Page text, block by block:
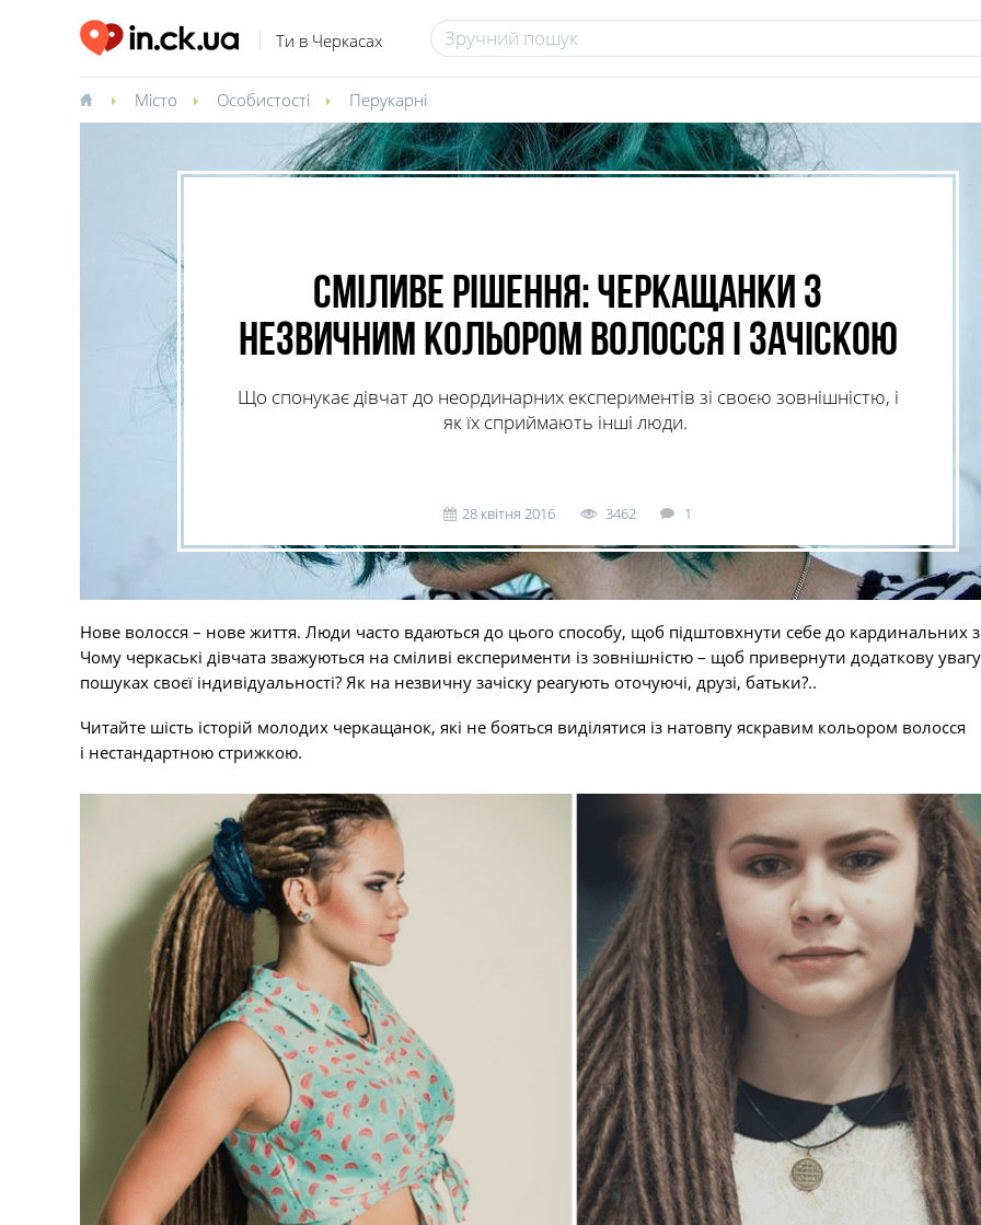
Ти в Черкасах
Місто Особистості Перукарні
Сміливе рішення: черкащанки з
незвичним кольором волосся і зачіскою
Що спонукає дівчат до неординарних експериментів зі своєю зовнішністю, і
як їх сприймають інші люди.
28 квітня 2016 3462 1
Нове волосся – нове життя. Люди часто вдаються до цього способу, щоб підштовхнути себе до кардинальних
Чому черкаські дівчата зважуються на сміливі експерименти із зовнішністю – щоб привернути додаткову
пошуках своєї індивідуальності? Як на незвичну зачіску реагують оточуючі, друзі, батьки?..
Читайте шість історій молодих черкащанок, які не бояться виділятися із натовпу яскравим кольором волосся
і нестандартною стрижкою.